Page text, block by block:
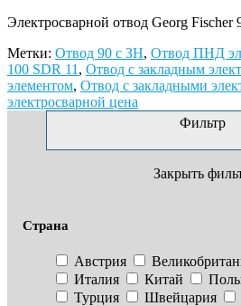
Электросварной отвод Georg Fischer
Метки: Отвод 90 с ЗН, Отвод ПНД
100 SDR 11 , Отвод с закладным
элементом, Отвод с закладными
электросварной цена
Фильтр
Закрыть
Страна
Австрия
Италия
Китай
Турция
Швейцария